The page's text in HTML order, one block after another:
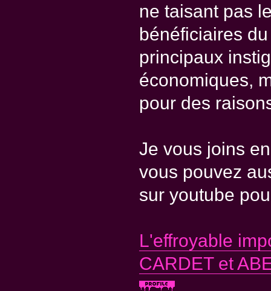
ne taisant pas
bénéficiaires
principaux
économiques,
pour des
Je vous joins
vous pouvez
sur youtube
L'effroyable
CARDET et